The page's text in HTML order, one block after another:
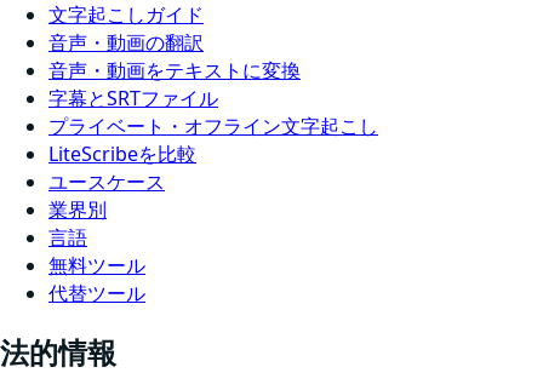
文字起こしガイド
音声・動画の翻訳
音声・動画をテキストに変換
字幕とSRTファイル
プライベート・オフライン文字起こし
LiteScribeを比較
ユースケース
業界別
言語
無料ツール
代替ツール
法的情報